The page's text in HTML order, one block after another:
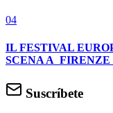
04
IL FESTIVAL
SCENA A FIRENZE
Suscríbete